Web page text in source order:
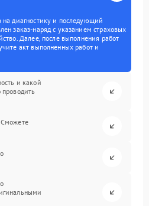
на диагностику и последующий
заказ-наряд с указанием страховых
Далее, после выполнения работ
акт выполненных работ и
и какой